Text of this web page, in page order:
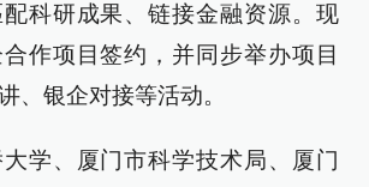
科研成果、链接金融资源。现
作项目签约，并同步举办项目
、银企对接等活动。
学、厦门市科学技术局、厦门